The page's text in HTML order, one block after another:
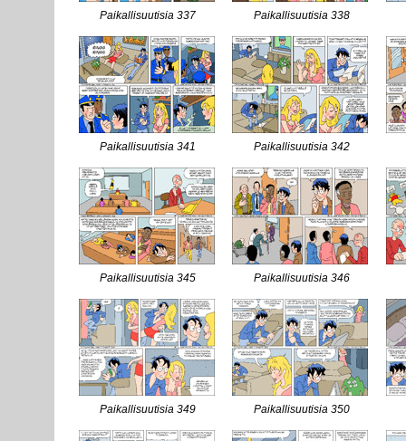
Paikallisuutisia 337 Paikallisuutisia 338
Paikallisuutisia 341 Paikallisuutisia 342
Paikallisuutisia 345 Paikallisuutisia 346
Paikallisuutisia 349 Paikallisuutisia 350